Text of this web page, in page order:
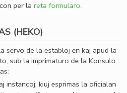
per la reta formularo.
(HEKO)
servo de la establoj en kaj apud la
sub la imprimaturo de la Konsulo
instancoj, kiuj esprimas la oﬁcialan